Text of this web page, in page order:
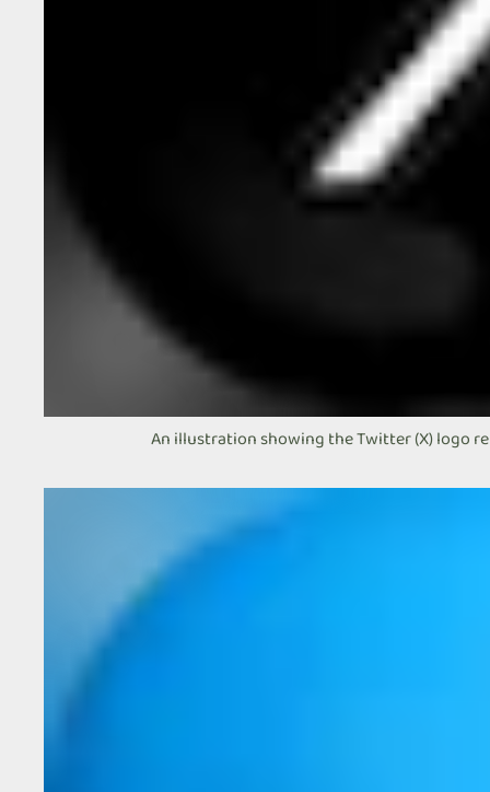
An illustration showing the Twitter (X) logo